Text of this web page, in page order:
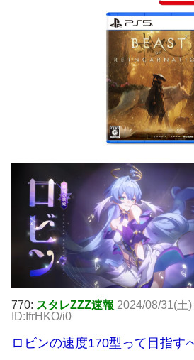
770: スタレZZZ速報 2024/08/31(土
ID:IfrHKO/i0
ロビンの速度170型って目指す